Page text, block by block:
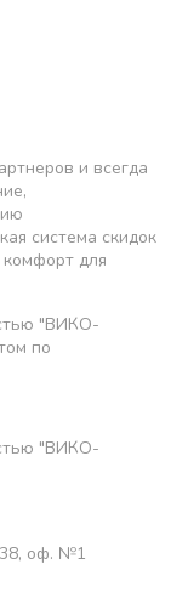
и всегда
система скидок
для
"ВИКО-
по
"ВИКО-
38, оф. №1